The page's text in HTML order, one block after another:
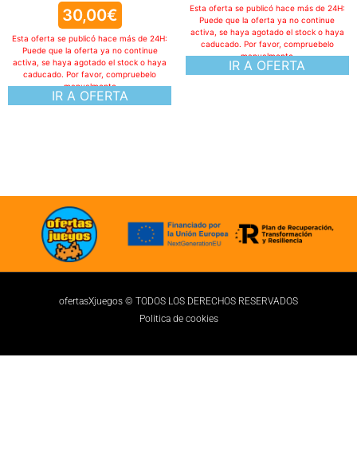
30,00€
IR A OFERTA
Esta oferta se publicó hace más de 24H:
Puede que la oferta ya no continue
activa, se haya agotado el stock o haya
caducado. Por favor, compruebelo
manualmente
IR A OFERTA
Esta oferta se publicó hace más de 24H:
Puede que la oferta ya no continue
activa, se haya agotado el stock o haya
caducado. Por favor, compruebelo
manualmente
ofertasXjuegos © TODOS LOS DERECHOS RESERVADOS
Politica de cookies